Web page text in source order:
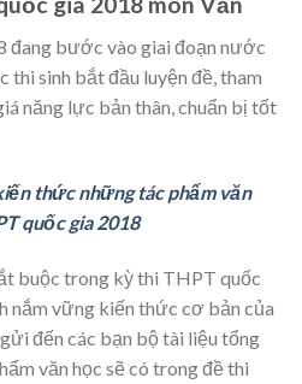
đang bước vào giai đoạn nước
thi sinh bắt đầu luyện đề, tham
năng lực bản thân, chuẩn bị tốt
thức những tác phẩm văn
quốc gia 2018
buộc trong kỳ thi THPT quốc
nắm vững kiến thức cơ bản của
đến các bạn bộ tài liệu tổng
văn học sẽ có trong đề thi